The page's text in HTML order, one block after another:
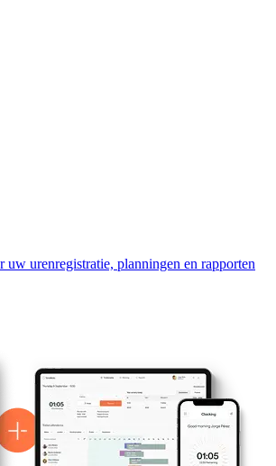
uw urenregistratie, planningen en rapporten